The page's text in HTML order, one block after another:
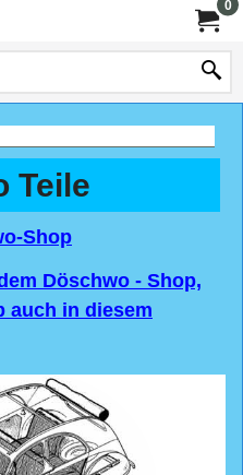
0
Teile
Shop
Döschwo - Shop,
auch in diesem